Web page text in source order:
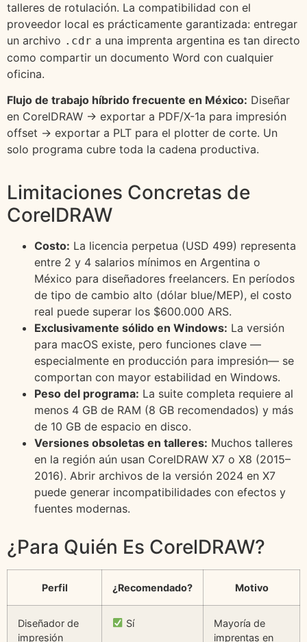
talleres de rotulación. La compatibilidad con el
proveedor local es prácticamente garantizada: entregar
un archivo .cdr a una imprenta argentina es tan directo
como compartir un documento Word con cualquier
oficina.
Flujo de trabajo híbrido frecuente en México: Diseñar
en CorelDRAW → exportar a PDF/X-1a para impresión
offset → exportar a PLT para el plotter de corte. Un
solo programa cubre toda la cadena productiva.
Limitaciones Concretas de
CorelDRAW
Costo: La licencia perpetua (USD 499) representa
entre 2 y 4 salarios mínimos en Argentina o
México para diseñadores freelancers. En períodos
de tipo de cambio alto (dólar blue/MEP), el costo
real puede superar los $600.000 ARS.
Exclusivamente sólido en Windows: La versión
para macOS existe, pero funciones clave —
especialmente en producción para impresión— se
comportan con mayor estabilidad en Windows.
Peso del programa: La suite completa requiere al
menos 4 GB de RAM (8 GB recomendados) y más
de 10 GB de espacio en disco.
Versiones obsoletas en talleres: Muchos talleres
en la región aún usan CorelDRAW X7 o X8 (2015–
2016). Abrir archivos de la versión 2024 en X7
puede generar incompatibilidades con efectos y
fuentes modernas.
¿Para Quién Es CorelDRAW?
Perfil ¿Recomendado? Motivo
Diseñador de
impresión
Sí
Mayoría de
imprentas en